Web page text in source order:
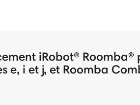
iRobot® Roomba®
e, i et j, et Roomba